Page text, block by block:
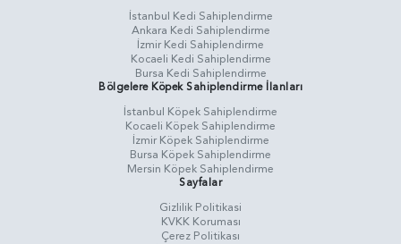
İstanbul Kedi Sahiplendirme
Ankara Kedi Sahiplendirme
İzmir Kedi Sahiplendirme
Kocaeli Kedi Sahiplendirme
Bursa Kedi Sahiplendirme
Bölgelere Köpek Sahiplendirme İlanları
İstanbul Köpek Sahiplendirme
Kocaeli Köpek Sahiplendirme
İzmir Köpek Sahiplendirme
Bursa Köpek Sahiplendirme
Mersin Köpek Sahiplendirme
Sayfalar
Gizlilik Politikasi
KVKK Koruması
Çerez Politikası